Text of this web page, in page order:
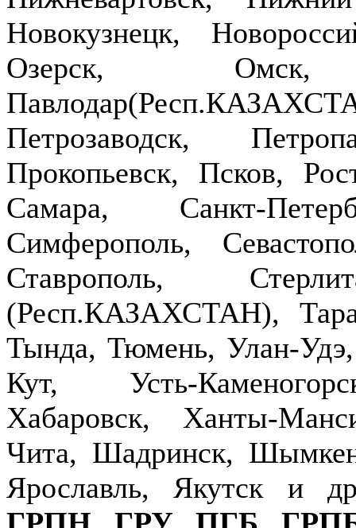
Новокузнецк,
Озерск,
Петрозаводск,
Прокопьевск, Псков,
Самара, Санкт-
Симферополь,
Ставрополь,
(Респ.КАЗАХСТАН),
Тында, Тюмень, Улан-
Кут, Усть-
Хабаровск, Ханты-
Чита, Шадринск,
Ярославль, Якутск и